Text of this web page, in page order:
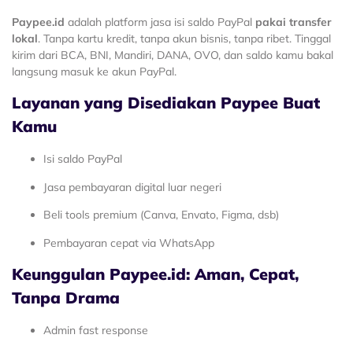
Paypee.id adalah platform jasa isi saldo PayPal pakai transfer
lokal. Tanpa kartu kredit, tanpa akun bisnis, tanpa ribet. Tinggal
kirim dari BCA, BNI, Mandiri, DANA, OVO, dan saldo kamu bakal
langsung masuk ke akun PayPal.
Layanan yang Disediakan Paypee Buat
Kamu
Isi saldo PayPal
Jasa pembayaran digital luar negeri
Beli tools premium (Canva, Envato, Figma, dsb)
Pembayaran cepat via WhatsApp
Keunggulan Paypee.id: Aman, Cepat,
Tanpa Drama
Admin fast response